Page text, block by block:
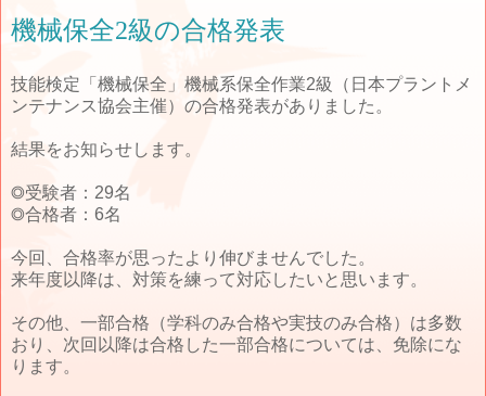
機械保全2級の合格発表
技能検定「機械保全」機械系保全作業2級（日本プラントメ
ンテナンス協会主催）の合格発表がありました。
結果をお知らせします。
◎受験者：29名
◎合格者：6名
今回、合格率が思ったより伸びませんでした。
来年度以降は、対策を練って対応したいと思います。
その他、一部合格（学科のみ合格や実技のみ合格）は多数
おり、次回以降は合格した一部合格については、免除にな
ります。